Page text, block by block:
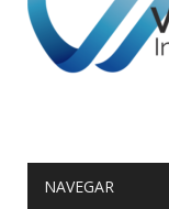
NAVEGAR